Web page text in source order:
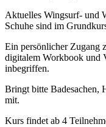
Aktuelles Wingsurf- und
Schuhe sind im
Ein persönlicher Zugang
digitalem Workbook und
inbegriffen.
Bringt bitte Badesachen,
mit.
Kurs findet ab 4